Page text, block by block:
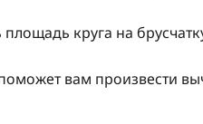
площадь круга на
вам произвести